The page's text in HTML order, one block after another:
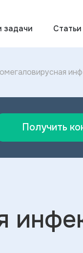
задачи Статьи
Получить